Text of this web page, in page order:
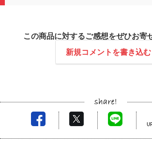
この商品に対するご感想をぜひお寄
新規コメントを書き込む